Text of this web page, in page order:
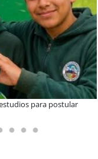
el crecimiento de